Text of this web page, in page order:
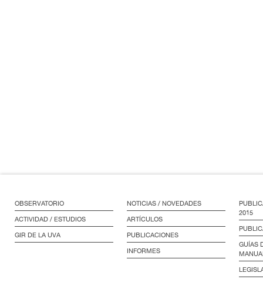
OBSERVATORIO
ACTIVIDAD / ESTUDIOS
GIR DE LA UVA
NOTICIAS / NOVEDADES
ARTÍCULOS
PUBLICACIONES
INFORMES
2015
GUÍAS